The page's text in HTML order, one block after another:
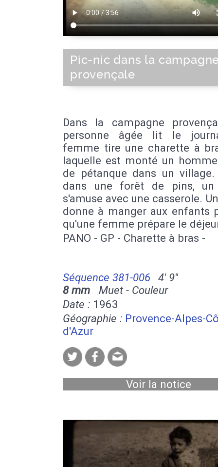
Pic-nic dans la
provençale
Dans la campagne
personne âgée lit le
femme tire une charette à
laquelle est monté un
de pétanque dans un
dans une forêt de pins, un
s'amuse avec une casserole.
donne à manger aux enfants
qu'une femme prépare le
PANO - GP - Charette à bras -
Séquence 381-006
4' 9''
8 mm Muet - Couleur
Date : 1963
Géographie : Provence-Alpes-
d'Azur
Voir la notice